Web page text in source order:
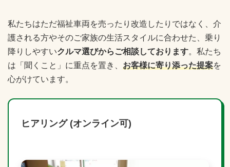
私たちはただ福祉車両を売ったり改造したりではなく、介
護される方やそのご家族の生活スタイルに合わせた、乗り
降りしやすいクルマ選びからご相談しております。私たち
は「聞くこと」に重点を置き、 お客様に寄り添った提案を
心がけています。
ヒアリング (オンライン可)